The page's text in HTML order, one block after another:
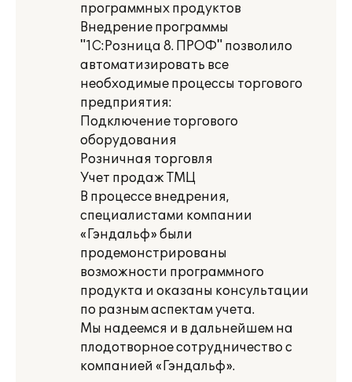
программных продуктов
Внедрение программы
"1С:Розница 8. ПРОФ" позволило
автоматизировать все
необходимые процессы торгового
предприятия:
Подключение торгового
оборудования
Розничная торговля
Учет продаж ТМЦ
В процессе внедрения,
специалистами компании
«Гэндальф» были
продемонстрированы
возможности программного
продукта и оказаны консультации
по разным аспектам учета.
Мы надеемся и в дальнейшем на
плодотворное сотрудничество с
компанией «Гэндальф».